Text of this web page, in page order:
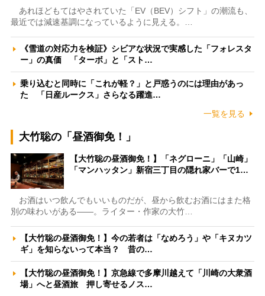
あれほどもてはやされていた「EV（BEV）シフト」の潮流も、
最近では減速基調になっているように見える。…
《雪道の対応力を検証》シビアな状況で実感した「フォレスタ
ー」の真価 「ターボ」と「スト…
乗り込むと同時に「これが軽？」と戸惑うのには理由があっ
た 「日産ルークス」さらなる躍進…
一覧を見る
大竹聡の「昼酒御免！」
【大竹聡の昼酒御免！】「ネグローニ」「山崎」
「マンハッタン」新宿三丁目の隠れ家バーで1…
お酒はいつ飲んでもいいものだが、昼から飲むお酒にはまた格
別の味わいがある――。ライター・作家の大竹…
【大竹聡の昼酒御免！】今の若者は「なめろう」や「キヌカツ
ギ」を知らないって本当？ 昔の…
【大竹聡の昼酒御免！】京急線で多摩川越えて「川崎の大衆酒
場」へと昼酒旅 押し寄せるノス…